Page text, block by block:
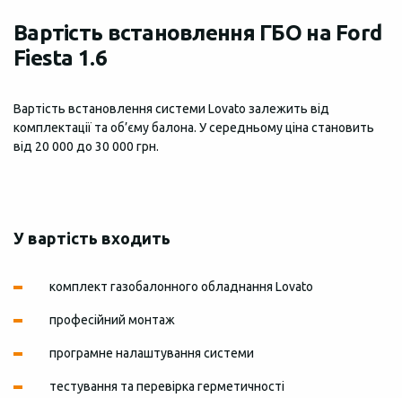
Вартість встановлення ГБО на Ford
Fiesta 1.6
Вартість встановлення системи Lovato залежить від
комплектації та об’єму балона. У середньому ціна становить
від 20 000 до 30 000 грн.
У вартість входить
комплект газобалонного обладнання Lovato
професійний монтаж
програмне налаштування системи
тестування та перевірка герметичності